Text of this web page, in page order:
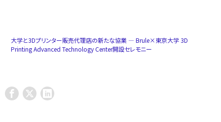
大学と3Dプリンター販売代理店の新たな協業 ― Brule×東京大学 3D
Printing Advanced Technology Center開設セレモニー